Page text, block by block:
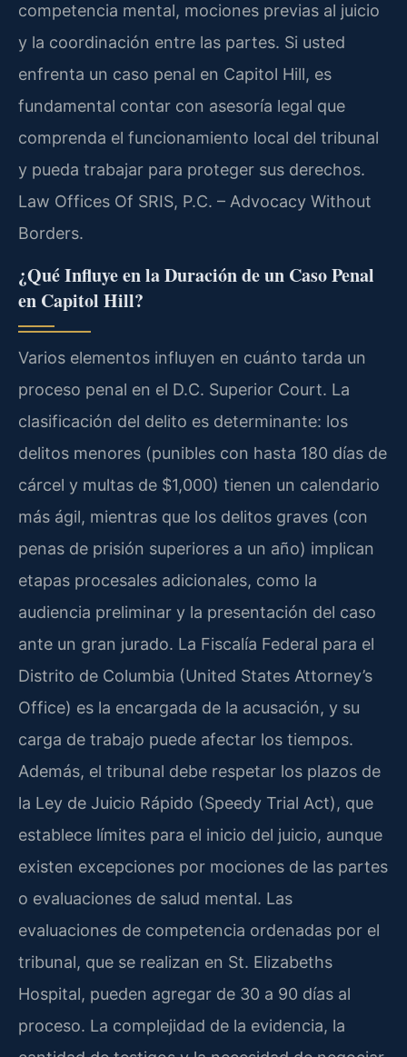
competencia mental, mociones previas al juicio
y la coordinación entre las partes. Si usted
enfrenta un caso penal en Capitol Hill, es
fundamental contar con asesoría legal que
comprenda el funcionamiento local del tribunal
y pueda trabajar para proteger sus derechos.
Law Offices Of SRIS, P.C. – Advocacy Without
Borders.
¿Qué Influye en la Duración de un Caso Penal
en Capitol Hill?
Varios elementos influyen en cuánto tarda un
proceso penal en el D.C. Superior Court. La
clasificación del delito es determinante: los
delitos menores (punibles con hasta 180 días de
cárcel y multas de $1,000) tienen un calendario
más ágil, mientras que los delitos graves (con
penas de prisión superiores a un año) implican
etapas procesales adicionales, como la
audiencia preliminar y la presentación del caso
ante un gran jurado. La Fiscalía Federal para el
Distrito de Columbia (United States Attorney’s
Office) es la encargada de la acusación, y su
carga de trabajo puede afectar los tiempos.
Además, el tribunal debe respetar los plazos de
la Ley de Juicio Rápido (Speedy Trial Act), que
establece límites para el inicio del juicio, aunque
existen excepciones por mociones de las partes
o evaluaciones de salud mental. Las
evaluaciones de competencia ordenadas por el
tribunal, que se realizan en St. Elizabeths
Hospital, pueden agregar de 30 a 90 días al
proceso. La complejidad de la evidencia, la